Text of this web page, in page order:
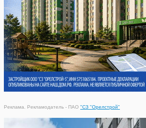
Реклама. Рекламодатель - ПАО "СЗ "Орелстрой"